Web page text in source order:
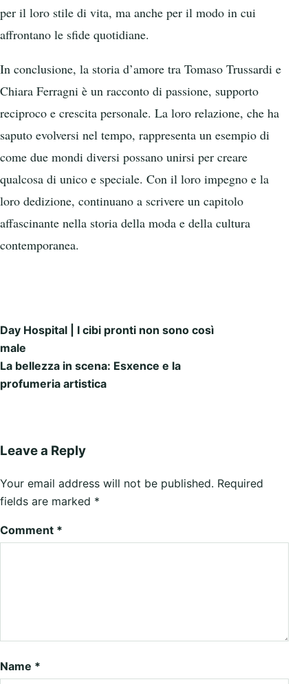
per il loro stile di vita, ma anche per il modo in cui
affrontano le sfide quotidiane.
In conclusione, la storia d’amore tra Tomaso Trussardi e
Chiara Ferragni è un racconto di passione, supporto
reciproco e crescita personale. La loro relazione, che ha
saputo evolversi nel tempo, rappresenta un esempio di
come due mondi diversi possano unirsi per creare
qualcosa di unico e speciale. Con il loro impegno e la
loro dedizione, continuano a scrivere un capitolo
affascinante nella storia della moda e della cultura
contemporanea.
Post navigation
Day Hospital | I cibi pronti non sono così
male
La bellezza in scena: Esxence e la
profumeria artistica
Leave a Reply
Your email address will not be published. Required
fields are marked *
Comment *
Name *